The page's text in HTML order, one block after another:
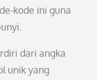
kode ini guna
dari angka
unik yang